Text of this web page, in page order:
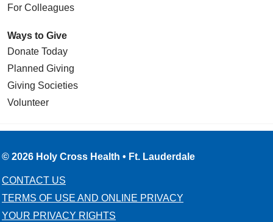
For Colleagues
Ways to Give
Donate Today
Planned Giving
Giving Societies
Volunteer
© 2026 Holy Cross Health • Ft. Lauderdale
CONTACT US
TERMS OF USE AND ONLINE PRIVACY
YOUR PRIVACY RIGHTS